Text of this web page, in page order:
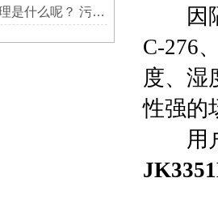
污水流量计的原理是什么呢？ 污水流量计详细介绍
因隔
C-276
度、湿
性强的
用户
JK